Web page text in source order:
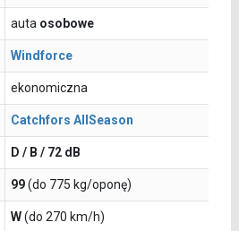
auta osobowe
Windforce
ekonomiczna
Catchfors AllSeason
D / B / 72 dB
99(do 775 kg/oponę)
W(do 270 km/h)